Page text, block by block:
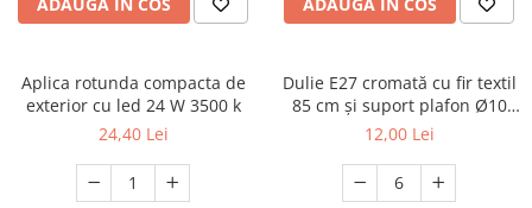
Aplica rotunda compacta de
exterior cu led 24 W 3500 k
24,40 Lei
Dulie E27 cromată cu fir textil
85 cm și suport plafon Ø10
cm, cu accesorii de montaj
12,00 Lei